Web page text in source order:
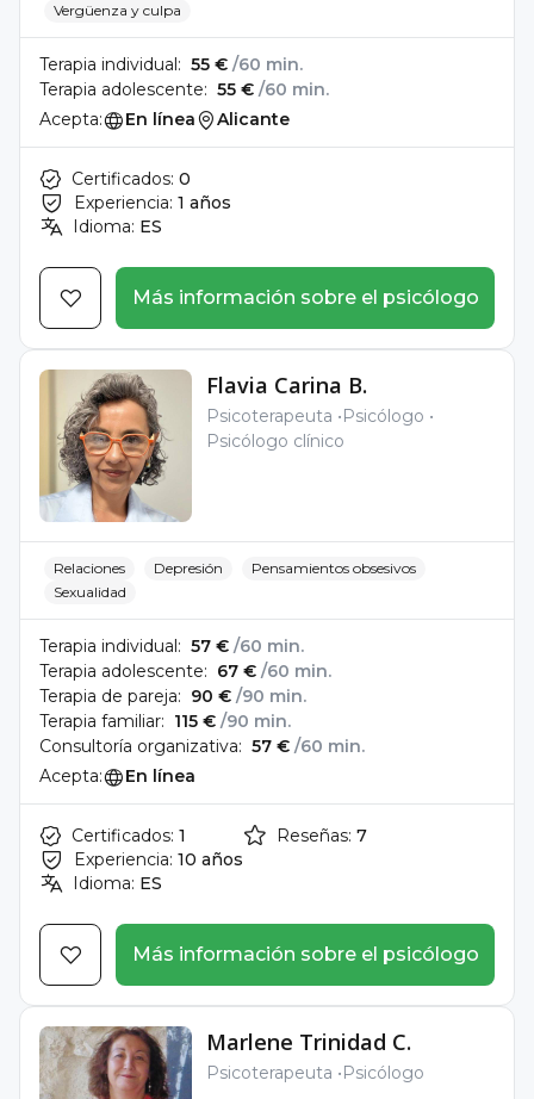
Vergüenza y culpa
Terapia individual: 55 € /60 min.
Terapia adolescente: 55 € /60 min.
Acepta:
En línea Alicante
Certificados: 0
Experiencia: 1 años
Idioma: ES
Más información sobre el psicólogo
Flavia Carina B.
Psicoterapeuta
Psicólogo
Psicólogo clínico
Relaciones Depresión
Pensamientos obsesivos
Sexualidad
Terapia individual: 57 € /60 min.
Terapia adolescente: 67 € /60 min.
Terapia de pareja: 90 € /90 min.
Terapia familiar: 115 € /90 min.
Consultoría organizativa: 57 € /60 min.
Acepta:
En línea
Certificados: 1
Experiencia: 10 años
Idioma: ES
Reseñas: 7
Más información sobre el psicólogo
Marlene Trinidad C.
Psicoterapeuta Psicólogo